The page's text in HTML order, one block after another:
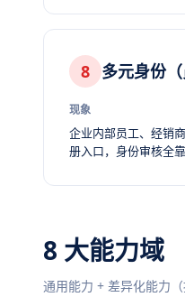
8 多元身份
现象
企业内部员工、经销
册入口，身份审核全
8 大能力域
通用能力 + 差异化能力（